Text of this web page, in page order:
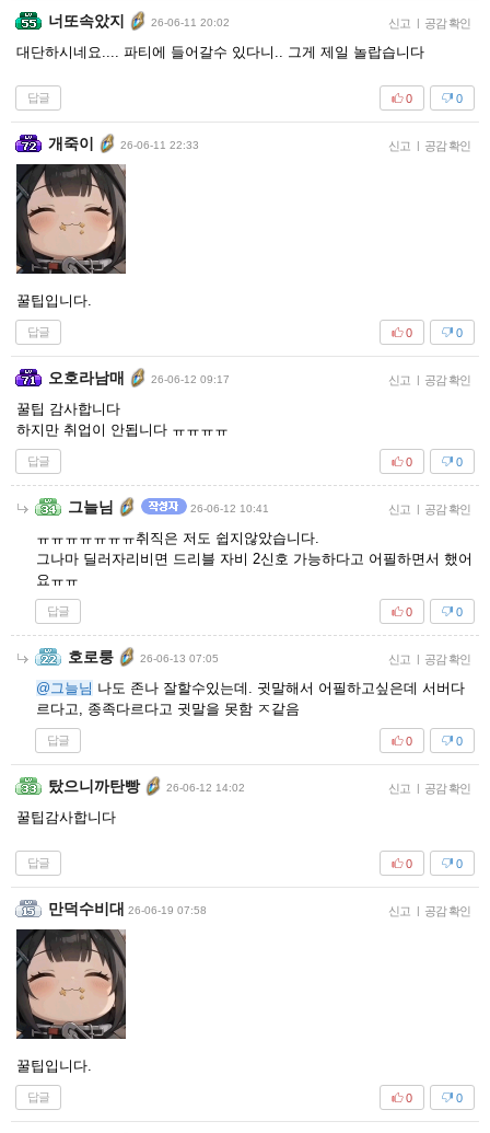
너또속았지 26-06-11 20:02 신고 | 공감 확인
대단하시네요.... 파티에 들어갈수 있다니.. 그게 제일 놀랍습니다
답글 0
0
개죽이 26-06-11 22:33 신고 | 공감 확인
꿀팁입니다.
답글 0
0
오호라남매 26-06-12 09:17 신고 | 공감 확인
꿀팁 감사합니다
하지만 취업이 안됩니다 ㅠㅠㅠㅠ
답글 0
0
그늘님 26-06-12 10:41 신고 | 공감 확인
ㅠㅠㅠㅠㅠㅠㅠ취직은 저도 쉽지않았습니다.
그나마 딜러자리비면 드리블 자비 2신호 가능하다고 어필하면서 했어
요ㅠㅠ
답글 0
0
호로룽 26-06-13 07:05 신고 | 공감 확인
@그늘님 나도 존나 잘할수있는데. 귓말해서 어필하고싶은데 서버다
르다고, 종족다르다고 귓말을 못함 ㅈ같음
답글 0
0
탔으니까탄빵 26-06-12 14:02 신고 | 공감 확인
꿀팁감사합니다
답글 0
0
만덕수비대 26-06-19 07:58 신고 | 공감 확인
꿀팁입니다.
답글 0
0